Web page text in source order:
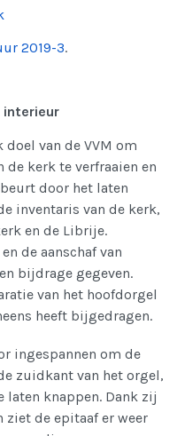
2019-3.
interieur
van de VVM om
kerk te verfraaien en
door het laten
inventaris van de kerk,
en de Librije.
de aanschaf van
bijdrage gegeven.
van het hoofdorgel
heeft bijgedragen.
ingespannen om de
zuidkant van het orgel,
laten knappen. Dank zij
ziet de epitaaf er weer